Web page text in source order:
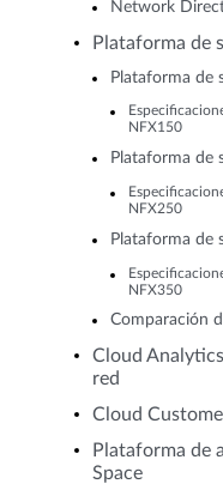
Network
Plataforma de
Plataforma de
NFX150
Plataforma de
NFX250
Plataforma de
NFX350
Comparación
Cloud
red
Cloud
Plataforma de
Space